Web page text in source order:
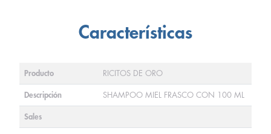
Características
Producto RICITOS DE ORO
Descripción SHAMPOO MIEL FRASCO CON 100 ML
Sales